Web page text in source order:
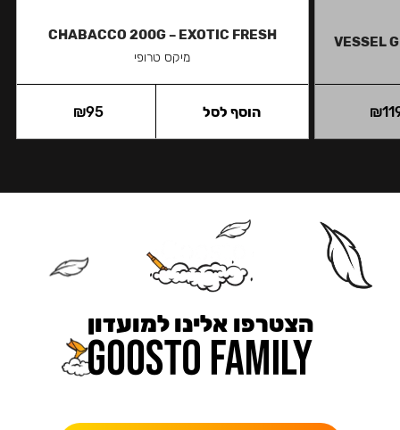
VESSEL
₪
CHABACCO 200G – EXOTIC FRESH
מיקס טרופי
₪95 הוסף לסל
הצטרפו אלינו למועדון